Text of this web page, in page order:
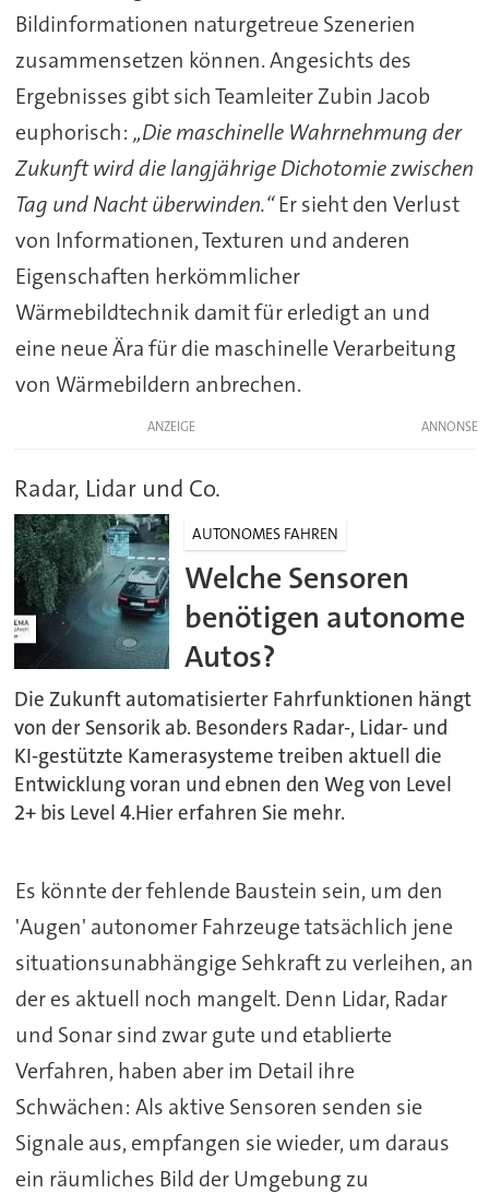
Bildinformationen naturgetreue Szenerien
zusammensetzen können. Angesichts des
Ergebnisses gibt sich Teamleiter Zubin Jacob
euphorisch: „Die maschinelle Wahrnehmung der
Zukunft wird die langjährige Dichotomie zwischen
Tag und Nacht überwinden.“Er sieht den Verlust
von Informationen, Texturen und anderen
Eigenschaften herkömmlicher
Wärmebildtechnik damit für erledigt an und
eine neue Ära für die maschinelle Verarbeitung
von Wärmebildern anbrechen.
ANZEIGE
Radar, Lidar und Co.
AUTONOMES FAHREN
Welche Sensoren
benötigen autonome
Autos?
Die Zukunft automatisierter Fahrfunktionen hängt
von der Sensorik ab. Besonders Radar-, Lidar- und
KI-gestützte Kamerasysteme treiben aktuell die
Entwicklung voran und ebnen den Weg von Level
2+ bis Level 4.Hier erfahren Sie mehr.
Es könnte der fehlende Baustein sein, um den
'Augen' autonomer Fahrzeuge tatsächlich jene
situationsunabhängige Sehkraft zu verleihen, an
der es aktuell noch mangelt. Denn Lidar, Radar
und Sonar sind zwar gute und etablierte
Verfahren, haben aber im Detail ihre
Schwächen: Als aktive Sensoren senden sie
Signale aus, empfangen sie wieder, um daraus
ein räumliches Bild der Umgebung zu